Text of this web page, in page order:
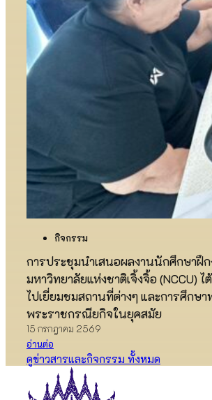
กิจกรรม
การประชุมนำเสนอผลงานนักศึกษาฝึ
มหาวิทยาลัยแห่งชาติเจิ้งจิ้อ (NCCU)
ไปเยี่ยมชมสถานที่ต่างๆ และการศึกษ
พระราชกรณียกิจในยุคสมัย
15 กรกฎาคม 2569
อ่านต่อ
ดูข่าวสารและกิจกรรม ทั้งหมด